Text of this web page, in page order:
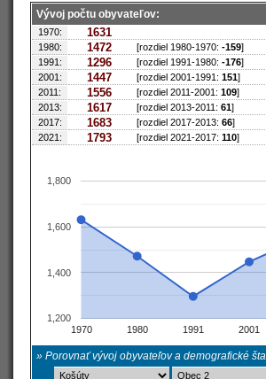
Vývoj počtu obyvateľov:
1970: 1631
1980: 1472 [rozdiel 1980-1970: -159]
1991:
1296 [rozdiel 1991-1980: -176]
2001:
1447 [rozdiel 2001-1991: 151]
2011:
1556 [rozdiel 2011-2001: 109]
2013:
1617 [rozdiel 2013-2011: 61]
2017:
1683 [rozdiel 2017-2013: 66]
2021:
1793 [rozdiel 2021-2017: 110]
1970 1980 1991 2001
1,200
1,400
1,600
1,800
» Porovnať vývoj obyvateľov a demografické